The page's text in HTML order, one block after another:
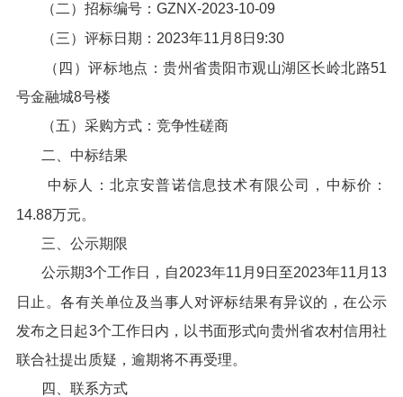
（二）招标编号：GZNX-2023-10-09
（三）评标日期：2023年11月8日9:30
（四）评标地点：贵州省贵阳市观山湖区长岭北路51
号金融城8号楼
（五）采购方式：竞争性磋商
二、中标结果
中标人：北京安普诺信息技术有限公司，中标价：
14.88万元。
三、公示期限
公示期3个工作日，自2023年11月9日至2023年11月13
日止。各有关单位及当事人对评标结果有异议的，在公示
发布之日起3个工作日内，以书面形式向贵州省农村信用社
联合社提出质疑，逾期将不再受理。
四、联系方式